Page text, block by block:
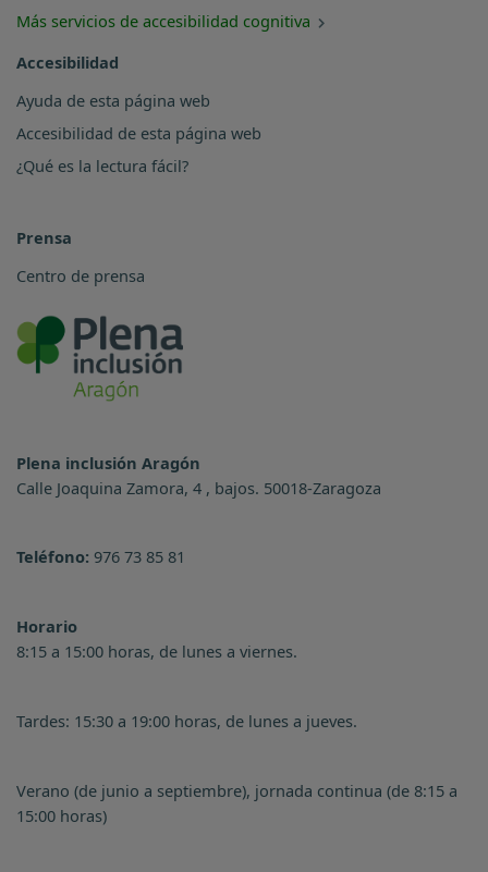
Más servicios de accesibilidad cognitiva
Accesibilidad
Ayuda de esta página web
Accesibilidad de esta página web
¿Qué es la lectura fácil?
Prensa
Centro de prensa
Plena inclusión Aragón
Calle Joaquina Zamora, 4 , bajos. 50018-Zaragoza
Teléfono: 976 73 85 81
Horario
8:15 a 15:00 horas, de lunes a viernes.
Tardes: 15:30 a 19:00 horas, de lunes a jueves.
Verano (de junio a septiembre), jornada continua (de 8:15 a
15:00 horas)